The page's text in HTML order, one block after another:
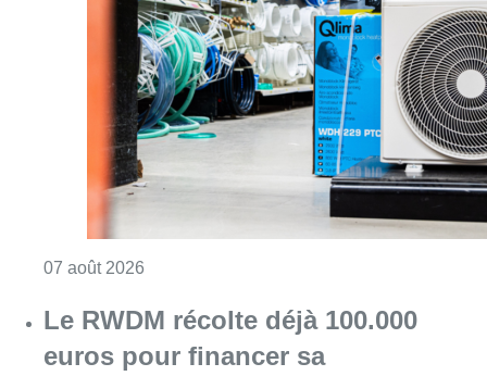
Le RWDM récolte déjà 100.000
euros pour financer sa
reconstruction